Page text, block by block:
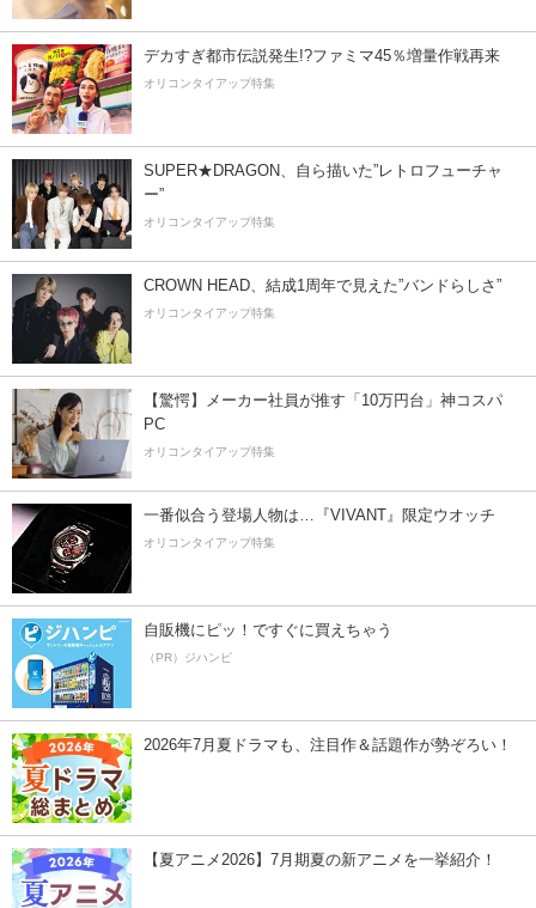
デカすぎ都市伝説発生!?ファミマ45％増量作戦再来
オリコンタイアップ特集
SUPER★DRAGON、自ら描いた”レトロフューチャ
ー”
オリコンタイアップ特集
CROWN HEAD、結成1周年で見えた”バンドらしさ”
オリコンタイアップ特集
【驚愕】メーカー社員が推す「10万円台」神コスパ
PC
オリコンタイアップ特集
一番似合う登場人物は…『VIVANT』限定ウオッチ
オリコンタイアップ特集
自販機にピッ！ですぐに買えちゃう
（PR）ジハンピ
2026年7月夏ドラマも、注目作＆話題作が勢ぞろい！
【夏アニメ2026】7月期夏の新アニメを一挙紹介！